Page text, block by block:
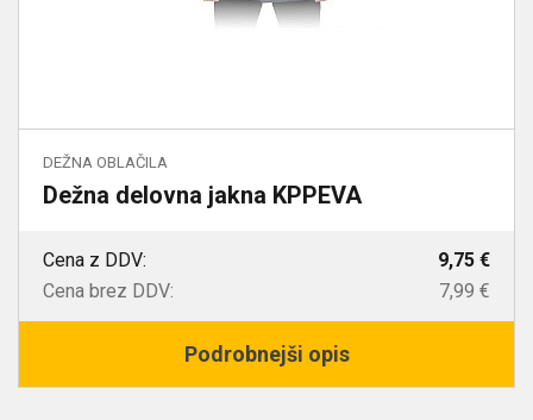
DEŽNA OBLAČILA
Dežna delovna jakna KPPEVA
Cena z DDV:
9,75 €
Cena brez DDV:
7,99 €
Podrobnejši opis